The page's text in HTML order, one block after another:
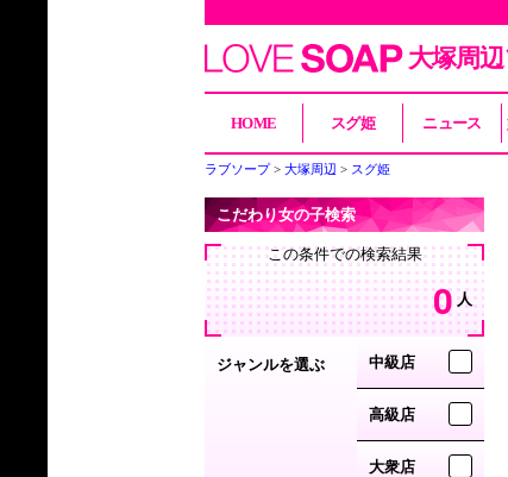
大塚周
HOME スグ姫 ニュース
ラブソープ 大塚周辺 スグ姫
こだわり女の子検索
この条件での検索結果
0 人
ジャンルを選ぶ 中級店
高級店
大衆店